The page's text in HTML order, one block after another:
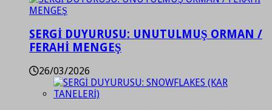
SERGİ DUYURUSU: UNUTULMUŞ ORMAN /
FERAHİ MENGEŞ
26/03/2026